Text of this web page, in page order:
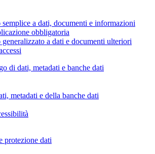
a dati, documenti e informazioni
obbligatoria
a dati e documenti ulteriori
di dati, metadati e banche dati
metadati e della banche dati
protezione dati